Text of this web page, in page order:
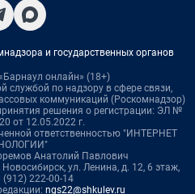
и государственных органов
онлайн» (18+)
службой по надзору в сфере связи,
коммуникаций (Роскомнадзор)
решения о регистрации: ЭЛ №
от 12.05.2022 г.
ответственностью "ИНТЕРНЕТ
Анатолий Павлович
ул. Ленина, д. 12, 6 этаж,
(912) 222-00-14
ngs22@shkulev.ru